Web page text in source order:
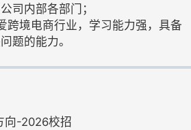
司内部各部门；
跨境电商行业，学习能力强，具备
题的能力。
向-2026校招